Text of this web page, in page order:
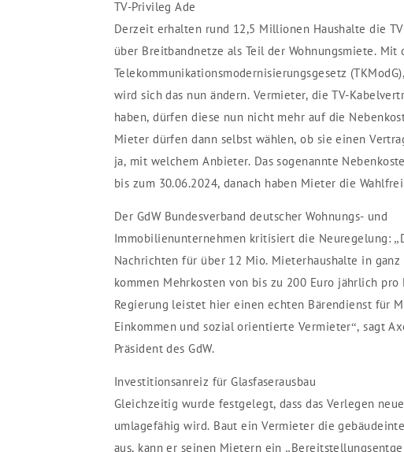
TV-Privileg Ade
Derzeit erhalten rund 12,5 Millionen Haushalte die
über Breitbandnetze als Teil der Wohnungsmiete. Mit
Telekommunikationsmodernisierungsgesetz
wird sich das nun ändern. Vermieter, die TV-
haben, dürfen diese nun nicht mehr auf die
Mieter dürfen dann selbst wählen, ob sie einen
ja, mit welchem Anbieter. Das sogenannte
bis zum 30.06.2024, danach haben Mieter die
Der GdW Bundesverband deutscher Wohnungs- und
Immobilienunternehmen kritisiert die Neuregelung:
Nachrichten für über 12 Mio. Mieterhaushalte in ganz
kommen Mehrkosten von bis zu 200 Euro jährlich pro
Regierung leistet hier einen echten Bärendienst für
Einkommen und sozial orientierte Vermieter“, sagt
Präsident des GdW.
Investitionsanreiz für Glasfaserausbau
Gleichzeitig wurde festgelegt, dass das Verlegen
umlagefähig wird. Baut ein Vermieter die
aus, kann er seinen Mietern ein